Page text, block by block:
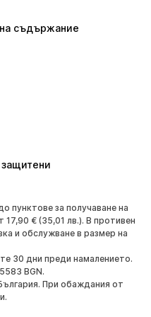
Пуловери и Трикотаж
обувки
съдържание
пунктове за получаване на
€ (35,01 лв.). В противен
и обслужване в размер на
30 дни преди намалението.
BGN.
При обаждания от